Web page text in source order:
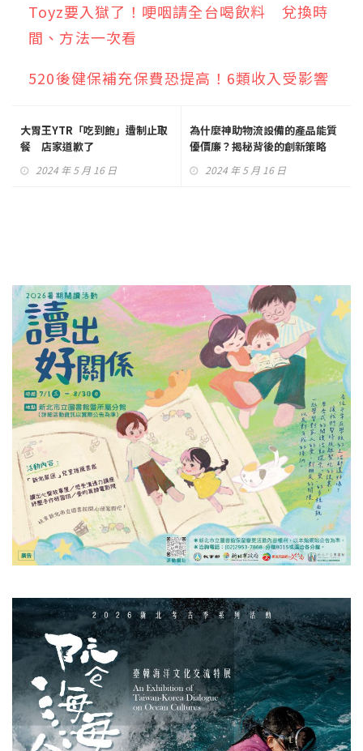
Toyz要入獄了！哽咽請全台喝飲料 兌換時
間、方法一次看
520後健保補充保費恐提高！6類收入受影響
大胃王YTR「吃到飽」遭制止取
餐 店家道歉了
2024 年 5 月 16 日
為什麼神助物流設備的產品能質
優價廉？揭秘背後的創新策略
2024 年 5 月 16 日